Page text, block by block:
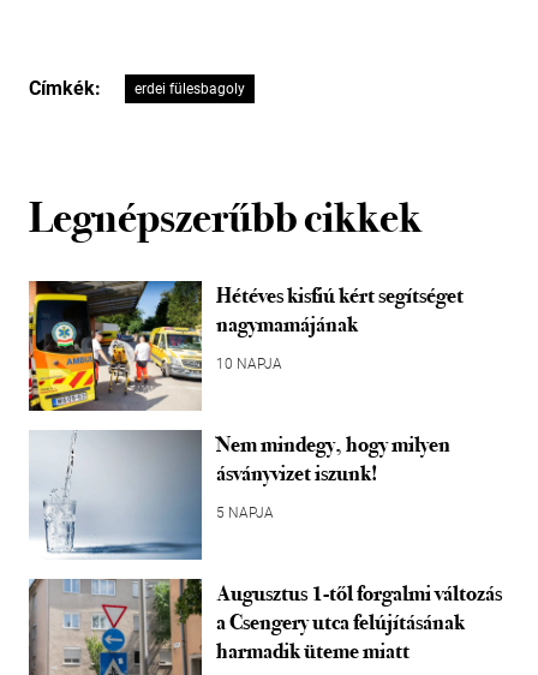
Címkék: erdei fülesbagoly
Legnépszerűbb cikkek
Hétéves kisfiú kért segítséget
nagymamájának
10 NAPJA
Nem mindegy, hogy milyen
ásványvizet iszunk!
5 NAPJA
Augusztus 1-től forgalmi változás
a Csengery utca felújításának
harmadik üteme miatt